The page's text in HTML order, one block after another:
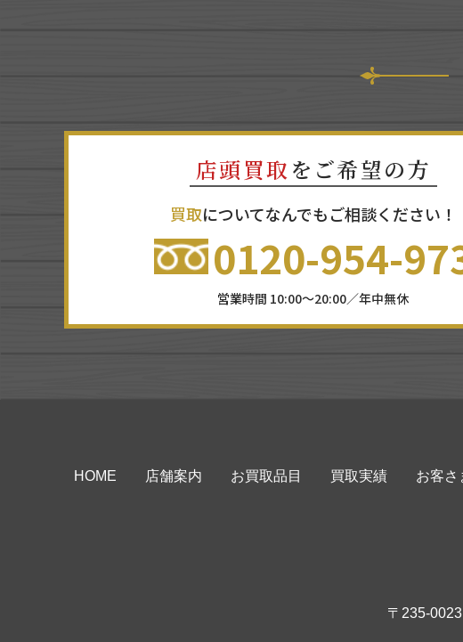
店頭買取をご希望の方
買取についてなんでもご相談ください！
0120-954-
営業時間 10:00～20:00／年中無休
HOME 店舗案内 お買取品目 買取実績 お客さ
〒235-